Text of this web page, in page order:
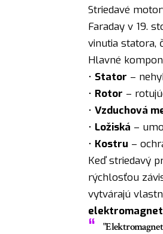
Striedavé
Faraday v 19.
vinutia statora,
Hlavné
• Stator –
• Rotor –
• Vzduchová
• Ložiská –
• Kostru –
Keď striedavý
rýchlosťou
vytvárajú